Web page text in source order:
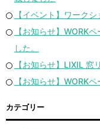
【イベント】ワーク
【お知らせ】WORK
した。
【お知らせ】LIXIL 窓
【お知らせ】WORK
カテゴリー